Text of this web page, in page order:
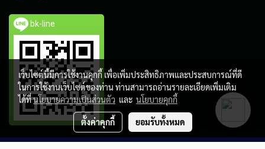
bk-line
เว็บไซต์นี้มีการใช้งานคุกกี้ เพื่อเพิ่มประสิทธิภาพและประสบการณ์ที่ดี
ในการใช้งานเว็บไซต์ของท่าน ท่านสามารถอ่านรายละเอียดเพิ่มเติม
ได้ที่นโยบายความเป็นส่วนตัว และ นโยบายคุกกี้
ตั้งค่าคุกกี้ ยอมรับทั้งหมด